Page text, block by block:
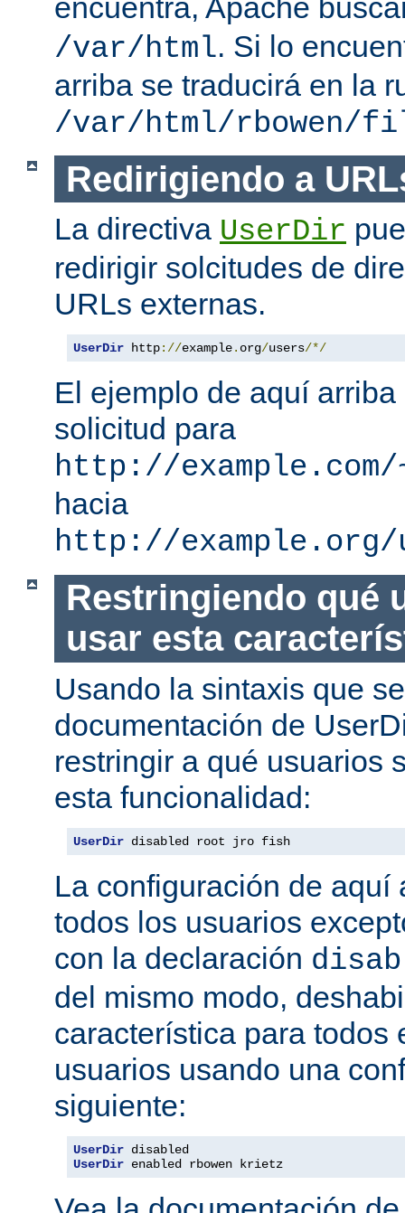
encuentra, Apache
/var/html. Si lo
arriba se traducirá en la
/var/html/rbowen/
Redirigiendo a
La directiva UserDir
redirigir solcitudes de
URLs externas.
UserDir http://example. org/users/*/
El ejemplo de aquí
solicitud para
http://example.com/
hacia
http://example.org/
Restringiendo qué
usar esta
Usando la sintaxis que
documentación de
restringir a qué usuarios
esta funcionalidad:
UserDir disabled root jro fish
La configuración de aquí
todos los usuarios
con la declaración
del mismo modo,
característica para todos
usuarios usando una
siguiente:
UserDir
UserDir enabled rbowen krietz